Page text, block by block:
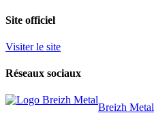
Site officiel
Visiter le site
Réseaux sociaux
Breizh Metal